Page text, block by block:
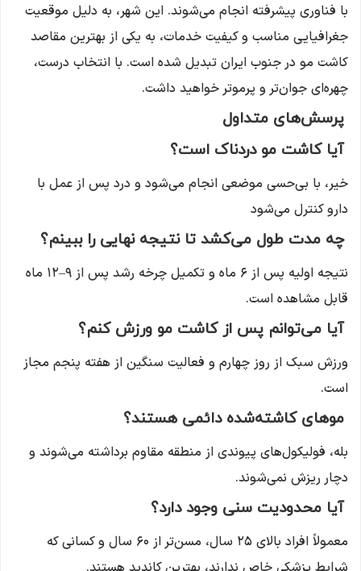
با فناوری پیشرفته انجام می‌شوند. این شهر، به دلیل موقعیت
جغرافیایی مناسب و کیفیت خدمات، به یکی از بهترین مقاصد
کاشت مو در جنوب ایران تبدیل شده است. با انتخاب درست،
چهره‌ای جوان‌تر و پرموتر خواهید داشت.
پرسش‌های متداول
آیا کاشت مو دردناک است؟
خیر، با بی‌حسی موضعی انجام می‌شود و درد پس از عمل با
دارو کنترل می‌شود
چه مدت طول می‌کشد تا نتیجه نهایی را ببینم؟
نتیجه اولیه پس از ۶ ماه و تکمیل چرخه رشد پس از ۹–۱۲ ماه
قابل مشاهده است.
آیا می‌توانم پس از کاشت مو ورزش کنم؟
ورزش سبک از روز چهارم و فعالیت سنگین از هفته پنجم مجاز
است.
موهای کاشته‌شده دائمی هستند؟
بله، فولیکول‌های پیوندی از منطقه مقاوم برداشته می‌شوند و
دچار ریزش نمی‌شوند.
آیا محدودیت سنی وجود دارد؟
معمولاً افراد بالای ۲۵ سال، مسن‌تر از ۶۰ سال و کسانی که